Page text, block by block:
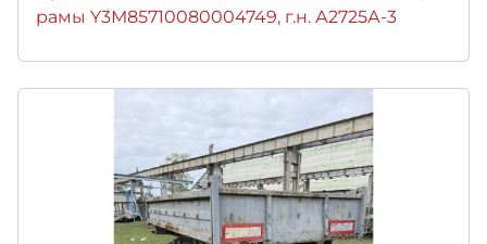
рамы Y3M85710080004749, г.н. А2725А-3